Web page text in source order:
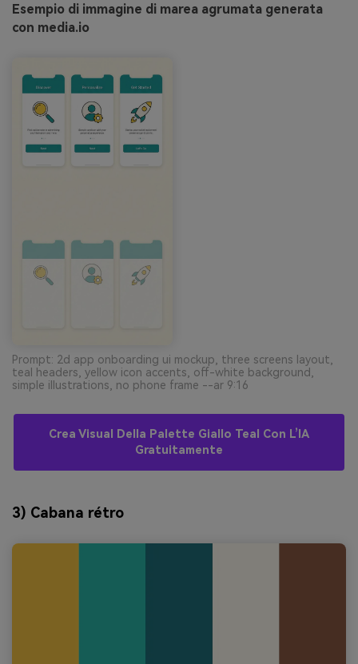
Esempio di immagine di marea agrumata generata
con media.io
Prompt: 2d app onboarding ui mockup, three screens layout,
teal headers, yellow icon accents, off-white background,
simple illustrations, no phone frame --ar 9:16
Crea Visual Della Palette Giallo Teal Con L’IA
Gratuitamente
3) Cabana rétro